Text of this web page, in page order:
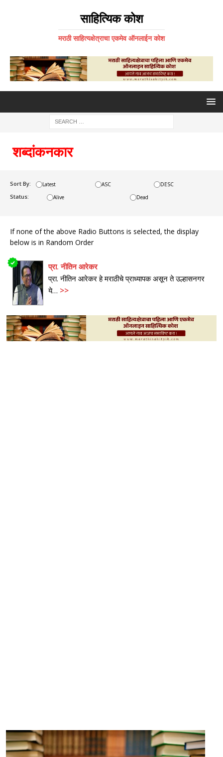
साहित्यिक कोश
मराठी साहित्यक्षेत्राचा एकमेव ऑनलाईन कोश
शब्दांकनकार
Sort By: Latest ASC DESC
Status: Alive Dead
If none of the above Radio Buttons is selected, the display
below is in Random Order
प्रा. नीतिन आरेकर
प्रा. नीतिन आरेकर हे मराठीचे प्राध्यापक असून ते उल्हासनगर
ये… >>